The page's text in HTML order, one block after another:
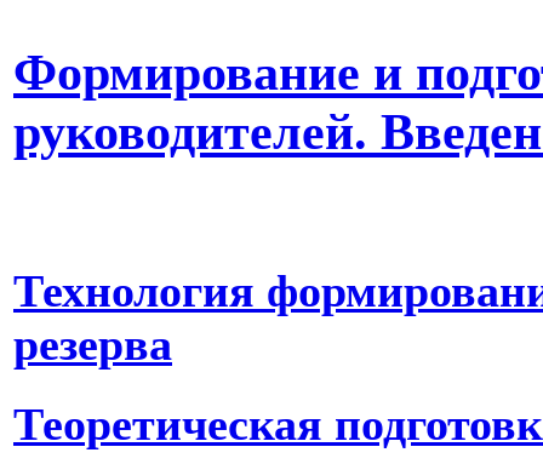
Формирование и
руководителей.
Технология
резерва
Теоретическая